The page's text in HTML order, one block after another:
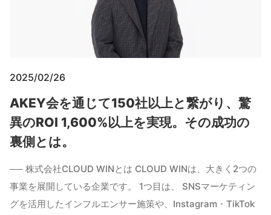
2025/02/26
AKEY会を通じて150社以上と繋がり、驚
異のROI 1,600%以上を実現。その成功の
裏側とは。
── 株式会社CLOUD WINとは CLOUD WINは、大きく2つの
事業を展開している企業です。 1つ目は、 SNSマーケティン
グを活用したインフルエンサー施策や、Instagram・TikTok